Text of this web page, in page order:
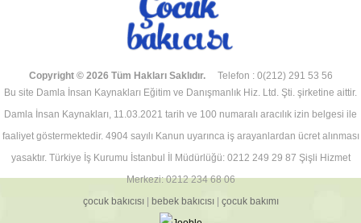
Copyright © 2026 Tüm Hakları Saklıdır.
Telefon : 0(212) 291 53 56
Bu site Damla İnsan Kaynakları Eğitim ve Danışmanlık Hiz. Ltd. Şti. şirketine aittir.
Damla İnsan Kaynakları, 11.03.2021 tarih ve 100 numaralı aracılık izin belgesi ile
faaliyet göstermektedir. 4904 sayılı Kanun uyarınca iş arayanlardan ücret alınması
yasaktır. Türkiye İş Kurumu İstanbul İl Müdürlüğü: 0212 249 29 87 Şişli Hizmet
Merkezi: 0212 234 68 06
çocuk bakıcısı| bebek bakıcısı| çocuk bakımı